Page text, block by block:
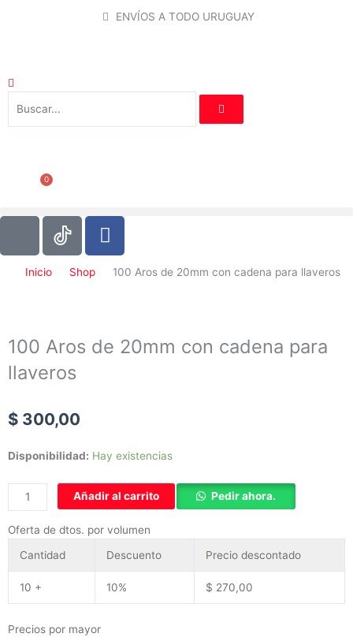
ENVÍOS A TODO URUGUAY
0
Carrito
o
n
n
t
g
a
m
-
1
F
a
c
e
o
Inicio Shop 100 Aros de 20mm con cadena para llaveros
100 Aros de 20mm con cadena para
llaveros
$ 300,00
Disponibilidad: Hay existencias
100
con
cadena
para
cantidad
Añadir al carrito Pedir ahora.
Oferta de dtos. por volumen
Cantidad
Descuento Precio descontado
10 + 10% $ 270,00
Precios por mayor